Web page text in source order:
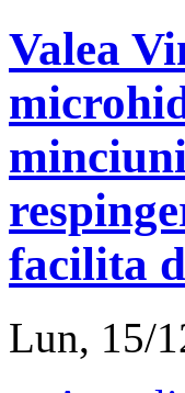
Valea
facilita
Lun, 15/